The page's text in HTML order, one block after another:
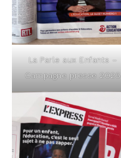
La Parle aux Enfants –
Cam­pagne presse 2025